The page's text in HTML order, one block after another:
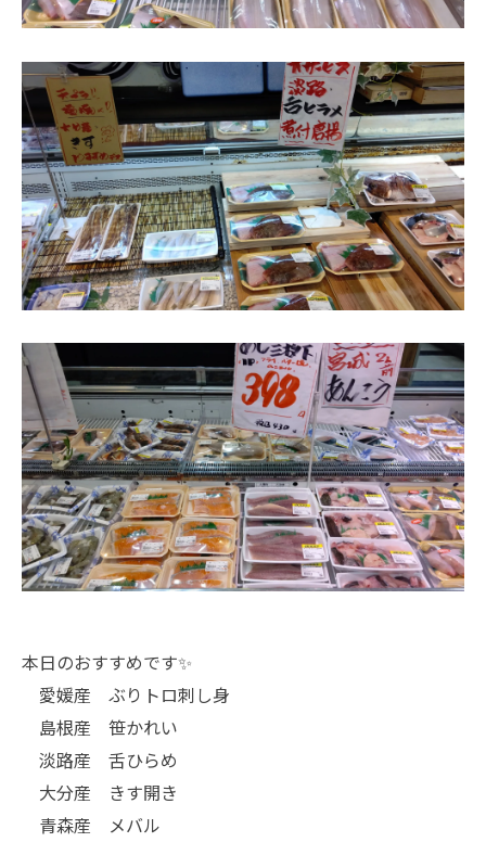
本日のおすすめです✨
愛媛産 ぶりトロ刺し身
島根産 笹かれい
淡路産 舌ひらめ
大分産 きす開き
青森産 メバル